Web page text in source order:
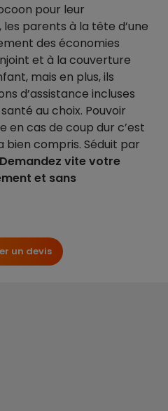
pour leur
parents à la tête d’une
des économies
et à la couverture
mais en plus, ils
d’assistance incluses
au choix. Pouvoir
en cas de coup dur c’est
bien compris. Séduit par
Demandez vite votre
et sans
un devis